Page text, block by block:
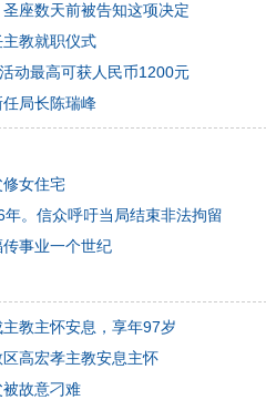
座数天前被告知这项决定
教就职仪式
动最高可获人民币1200元
局长陈瑞峰
女住宅
。信众呼吁当局结束非法拘留
事业一个世纪
教主怀安息，享年97岁
高宏孝主教安息主怀
故意刁难